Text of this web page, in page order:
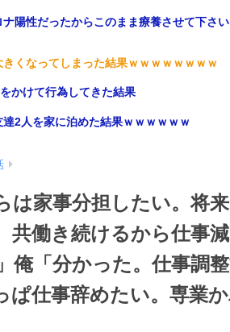
陽性だったからこのまま療養させて下さ
きくなってしまった結果ｗｗｗｗｗｗｗｗ
かけて行為してきた結果
2人を家に泊めた結果ｗｗｗｗｗｗ
は家事分担したい。将
共働き続けるから仕事
俺「分かった。仕事調
ぱ仕事辞めたい。専業